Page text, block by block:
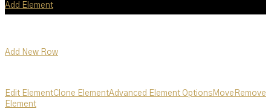
Add Element
Add New Row
Edit ElementClone ElementAdvanced Element Options Move Remove
Element